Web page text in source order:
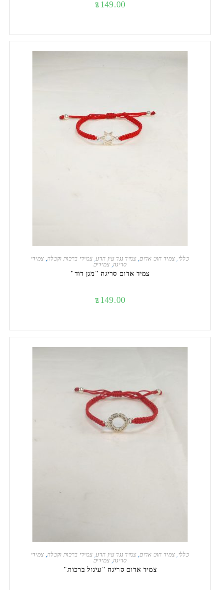
₪149.00
הוספה לסל כללי,צמיד חוט אדום,צמיד נגד עין הרע,צמידי ברכות וקבלה,צמידי
סריגה,צמידים
צמיד אדום סריגה "מגן דוד"
₪149.00
הוספה לסל כללי,צמיד חוט אדום,צמיד נגד עין הרע,צמידי ברכות וקבלה,צמידי
סריגה,צמידים
צמיד אדום סריגה "עיגול ברכות"